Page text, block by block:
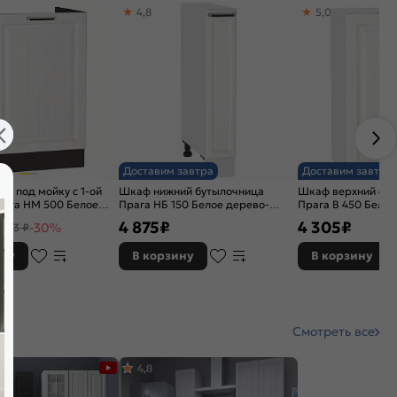
под мойку с 1-ой
НМ 500 Белое
513 ₽-30%
Доставим завтра
Шкаф нижний бутылочница
Прага НБ 150 Белое дерево-
4,8
4 875₽
В корзину
Доставим завтра
Шкаф верхний с
Прага В 450
5,0
4 305₽
В корзину
Смотреть все
4,8